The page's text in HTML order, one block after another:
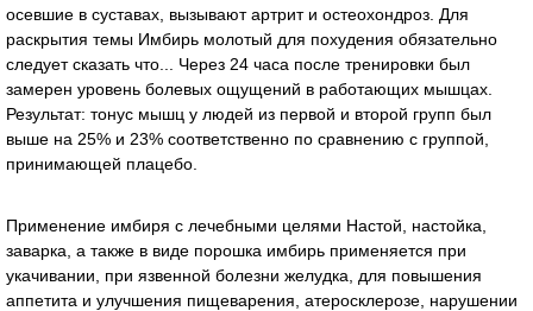
осевшие в суставах, вызывают артрит и остеохондроз. Для
раскрытия темы Имбирь молотый для похудения обязательно
следует сказать что... Через 24 часа после тренировки был
замерен уровень болевых ощущений в работающих мышцах.
Результат: тонус мышц у людей из первой и второй групп был
выше на 25% и 23% соответственно по сравнению с группой,
принимающей плацебо.
Применение имбиря с лечебными целями Настой, настойка,
заварка, а также в виде порошка имбирь применяется при
укачивании, при язвенной болезни желудка, для повышения
аппетита и улучшения пищеварения, атеросклерозе, нарушении